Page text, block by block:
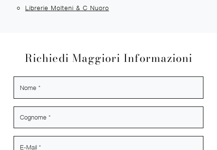
Librerie Molteni & C Nuoro
Richiedi Maggiori Informazioni